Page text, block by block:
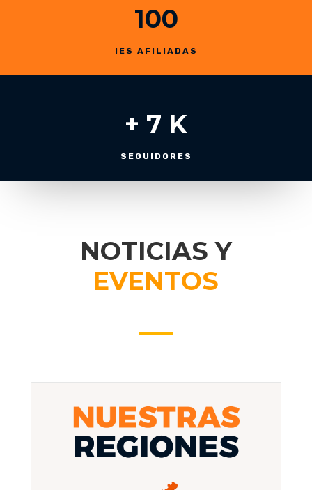
100
IES AFILIADAS
+ 7 K
SEGUIDORES
NOTICIAS Y
EVENTOS